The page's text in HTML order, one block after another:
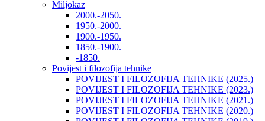
Miljokaz
2000.-2050.
1950.-2000.
1900.-1950.
1850.-1900.
-1850.
Povijest i filozofija tehnike
POVIJEST I FILOZOFIJA TEHNIKE (2025.)
POVIJEST I FILOZOFIJA TEHNIKE (2023.)
POVIJEST I FILOZOFIJA TEHNIKE (2021.)
POVIJEST I FILOZOFIJA TEHNIKE (2020.)